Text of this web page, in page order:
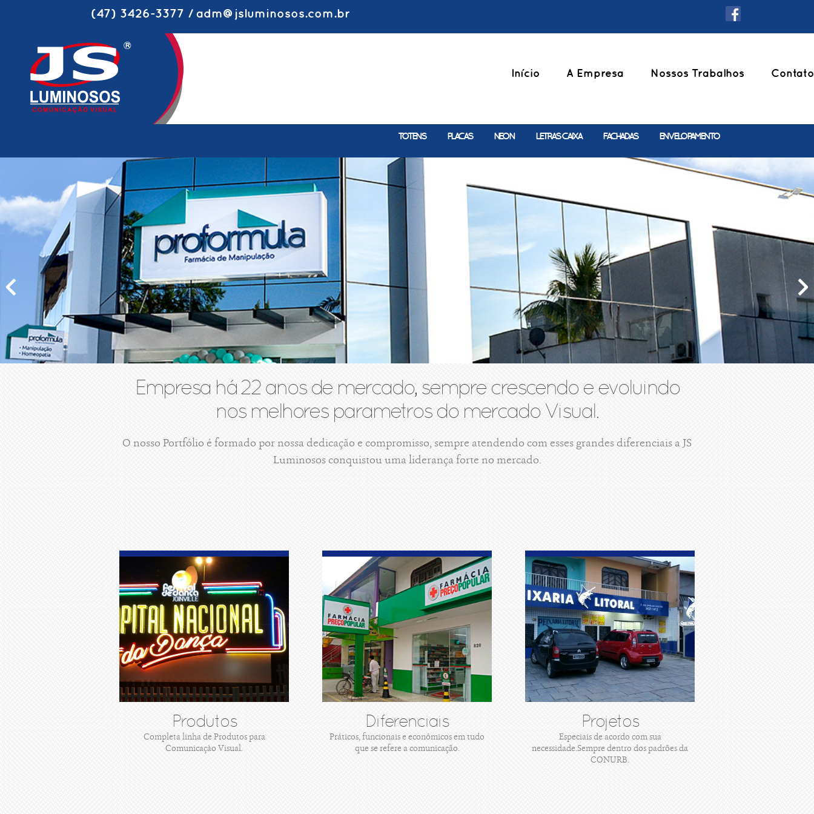
(47) 3426-3377 / adm@jsluminosos.com.br
Início A Empresa Nossos Trabalhos Contato
ENVELOPAMENTO
FACHADAS
LETRAS CAIXA
NEON
PLACAS
TOTENS
Empresa há 22 anos de mercado, sempre crescendo e evoluindo
nos melhores parametros do mercado Visual.
O nosso Portfólio é formado por nossa dedicação e compromisso, sempre atendendo com esses grandes diferenciais a JS
Luminosos conquistou uma liderança forte no mercado.
Produtos
Completa linha de Produtos para
Comunicaçào Visual.
Diferenciais
Práticos, funcionais e econômicos em tudo
que se refere a comunicação.
Projetos
Especiais de acordo com sua
necessidade.Sempre dentro dos padrões da
CONURB.